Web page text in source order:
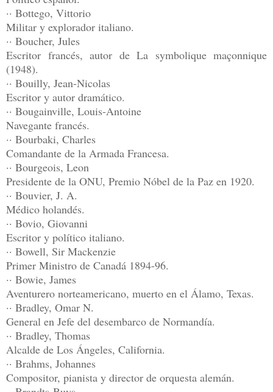
·· Bottego, Vittorio
Militar y explorador italiano.
·· Boucher, Jules
Escritor francés, autor de La symbolique maçonnique
(1948).
·· Bouilly, Jean-Nicolas
Escritor y autor dramático.
·· Bougainville, Louis-Antoine
Navegante francés.
·· Bourbaki, Charles
Comandante de la Armada Francesa.
·· Bourgeois, Leon
Presidente de la ONU, Premio Nóbel de la Paz en 1920.
·· Bouvier, J. A.
Médico holandés.
·· Bovio, Giovanni
Escritor y político italiano.
·· Bowell, Sir Mackenzie
Primer Ministro de Canadá 1894-96.
·· Bowie, James
Aventurero norteamericano, muerto en el Álamo, Texas.
·· Bradley, Omar N.
General en Jefe del desembarco de Normandía.
·· Bradley, Thomas
Alcalde de Los Ángeles, California.
·· Brahms, Johannes
Compositor, pianista y director de orquesta alemán.